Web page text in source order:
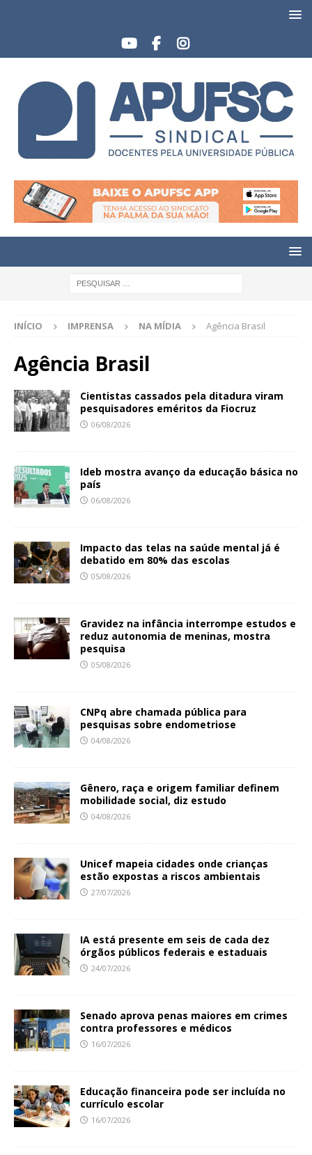
INÍCIO IMPRENSA NA MÍDIA Agência Brasil
Agência Brasil
Cientistas cassados pela ditadura viram
pesquisadores eméritos da Fiocruz
06/08/2026
Ideb mostra avanço da educação básica no
país
06/08/2026
Impacto das telas na saúde mental já é
debatido em 80% das escolas
05/08/2026
Gravidez na infância interrompe estudos e
reduz autonomia de meninas, mostra
pesquisa
05/08/2026
CNPq abre chamada pública para
pesquisas sobre endometriose
04/08/2026
Gênero, raça e origem familiar definem
mobilidade social, diz estudo
04/08/2026
Unicef mapeia cidades onde crianças
estão expostas a riscos ambientais
27/07/2026
IA está presente em seis de cada dez
órgãos públicos federais e estaduais
24/07/2026
Senado aprova penas maiores em crimes
contra professores e médicos
16/07/2026
Educação financeira pode ser incluída no
currículo escolar
16/07/2026